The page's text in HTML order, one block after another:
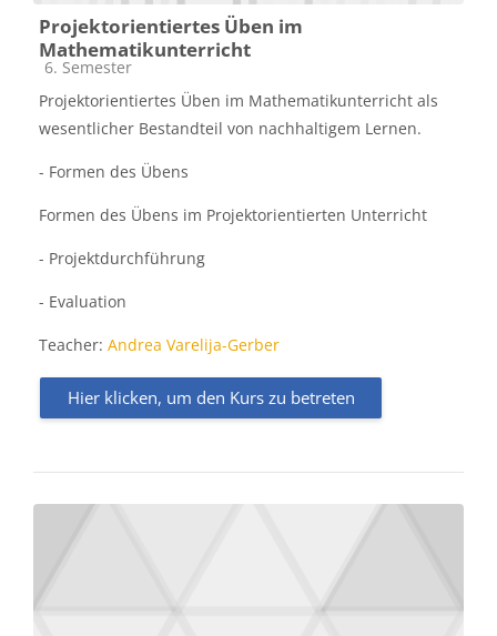
Projektorientiertes Üben im
Mathematikunterricht
Kursbereich
6. Semester
Projektorientiertes Üben im Mathematikunterricht als
wesentlicher Bestandteil von nachhaltigem Lernen.
- Formen des Übens
Formen des Übens im Projektorientierten Unterricht
- Projektdurchführung
- Evaluation
Teacher: Andrea Varelija-Gerber
Hier klicken, um den Kurs zu betreten